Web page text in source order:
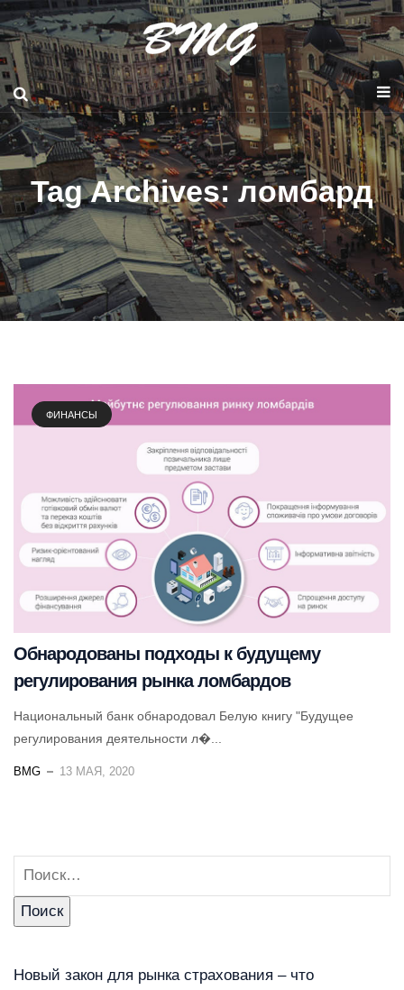
Tag Archives: ломбард
ФИНАНСЫ
Обнародованы подходы к будущему
регулирования рынка ломбардов
Национальный банк обнародовал Белую книгу "Будущее
регулирования деятельности л�...
BMG 13 МАЯ, 2020
Новый закон для рынка страхования – что